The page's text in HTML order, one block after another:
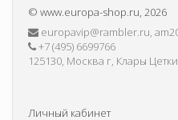
© www.europa-shop.ru, 2026
europavip@rambler.ru,
+7 (495) 6699766
125130, Москва г, Клары
Личный кабинет